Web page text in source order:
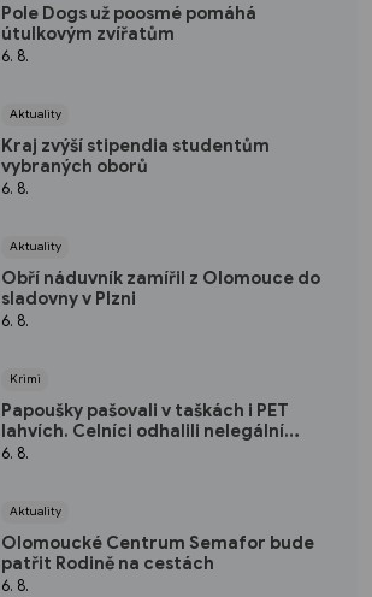
Pole Dogs už poosmé pomáhá
útulkovým zvířatům
6. 8.
Aktuality
Kraj zvýší stipendia studentům
vybraných oborů
6. 8.
Aktuality
Obří náduvník zamířil z Olomouce do
sladovny v Plzni
6. 8.
Krimi
Papoušky pašovali v taškách i PET
lahvích. Celníci odhalili nelegální
obchod
6. 8.
Aktuality
Olomoucké Centrum Semafor bude
patřit Rodině na cestách
6. 8.